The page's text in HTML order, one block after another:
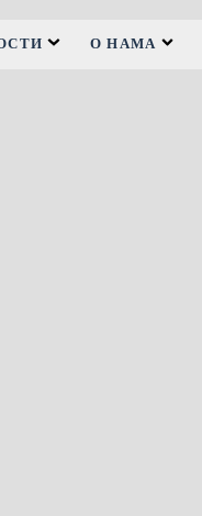
О НАМА